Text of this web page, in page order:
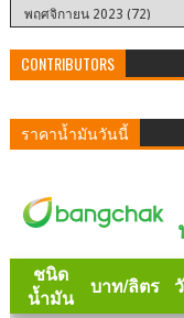
CONTRIBUTORS
ราคาน้ำมันวันนี้